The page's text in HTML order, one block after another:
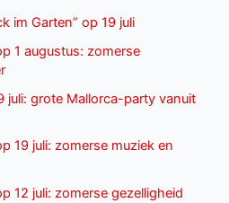
im Garten” op 19 juli
1 augustus: zomerse
juli: grote Mallorca-party vanuit
19 juli: zomerse muziek en
12 juli: zomerse gezelligheid